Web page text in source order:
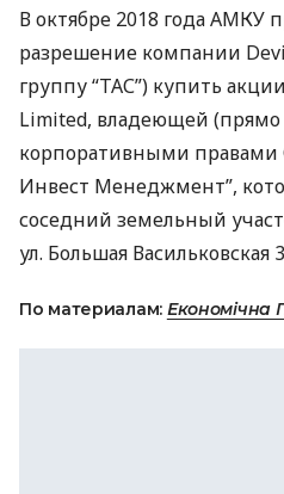
В октябре 2018 годаАМКУ
разрешение компании
группу “ТАС”) купить
Limited, владеющей (прямо
корпоративными правами
Инвест Менеджмент”,
соседний земельный
ул. Большая Васильковская
По материалам: Економічна